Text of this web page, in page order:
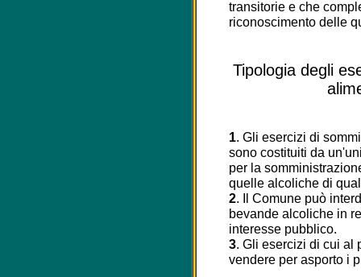
transitorie e che
riconoscimento delle
Tipologia degli
1. Gli esercizi di
sono costituiti da
per la
quelle alcoliche di
2. Il Comune può
bevande alcoliche in
interesse pubblico.
3. Gli esercizi di cui al
vendere per asporto i